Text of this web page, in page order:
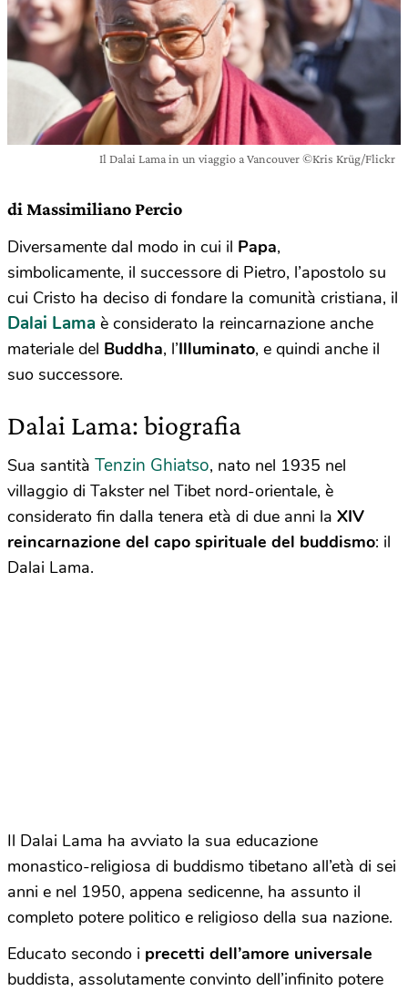
Il Dalai Lama in un viaggio a Vancouver ©Kris Krüg/Flickr
di Massimiliano Percio
Diversamente dal modo in cui il Papa,
simbolicamente, il successore di Pietro, l’apostolo su
cui Cristo ha deciso di fondare la comunità cristiana, il
Dalai Lama è considerato la reincarnazione anche
materiale del Buddha, l’Illuminato, e quindi anche il
suo successore.
Dalai Lama: biografia
Sua santità Tenzin Ghiatso, nato nel 1935 nel
villaggio di Takster nel Tibet nord-orientale, è
considerato fin dalla tenera età di due anni la XIV
reincarnazione del capo spirituale del buddismo: il
Dalai Lama.
Il Dalai Lama ha avviato la sua educazione
monastico-religiosa di buddismo tibetano all’età di sei
anni e nel 1950, appena sedicenne, ha assunto il
completo potere politico e religioso della sua nazione.
Educato secondo i precetti dell’amore universale
buddista, assolutamente convinto dell’infinito potere